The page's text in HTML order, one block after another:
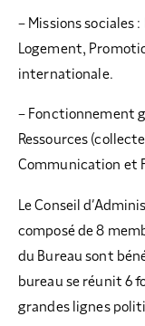
– Missions sociales
Logement,
internationale.
– Fonctionnement
Ressources
Communication et
Le Conseil
composé de 8
du Bureau sont
bureau se réunit 6
grandes lignes